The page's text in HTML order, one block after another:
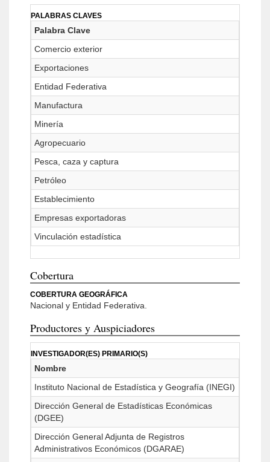
PALABRAS CLAVES
Palabra Clave
Comercio exterior
Exportaciones
Entidad Federativa
Manufactura
Minería
Agropecuario
Pesca, caza y captura
Petróleo
Establecimiento
Empresas exportadoras
Vinculación estadística
Cobertura
COBERTURA GEOGRÁFICA
Nacional y Entidad Federativa.
Productores y Auspiciadores
INVESTIGADOR(ES) PRIMARIO(S)
Nombre
Instituto Nacional de Estadística y Geografía (INEGI)
Dirección General de Estadísticas Económicas
(DGEE)
Dirección General Adjunta de Registros
Administrativos Económicos (DGARAE)